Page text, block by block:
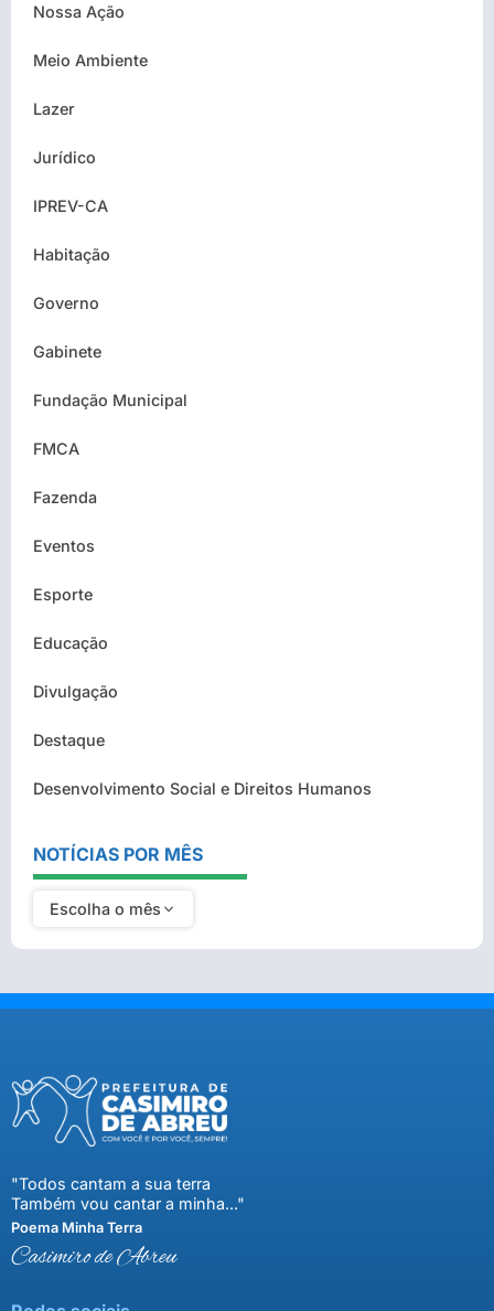
Nossa Ação
Meio Ambiente
Lazer
Jurídico
IPREV-CA
Habitação
Governo
Gabinete
Fundação Municipal
FMCA
Fazenda
Eventos
Esporte
Educação
Divulgação
Destaque
Desenvolvimento Social e Direitos Humanos
NOTÍCIAS POR MÊS
Escolha o mês
"Todos cantam a sua terra
Também vou cantar a minha..."
Poema Minha Terra
Casimiro de Abreu